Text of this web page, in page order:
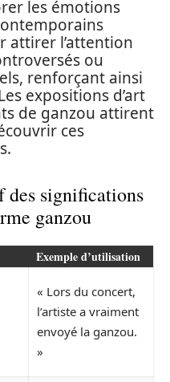
les émotions
attirer l’attention
ou
renforçant ainsi
expositions d’art
de ganzou attirent
ces
des significations
ganzou
Exemple d’utilisation
« Lors du concert,
l’artiste a vraiment
envoyé la ganzou.
»